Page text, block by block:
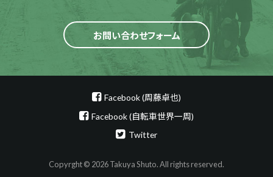
お問い合わせフォーム
Facebook (周藤卓也)
Facebook (自転車世界一周)
Twitter
Copyrght © 2026 Takuya Shuto. All rights reserved.